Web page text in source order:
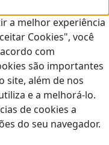
a melhor experiência
Cookies", você
com
são importantes
site, além de nos
e a melhorá-lo.
de cookies a
do seu navegador.